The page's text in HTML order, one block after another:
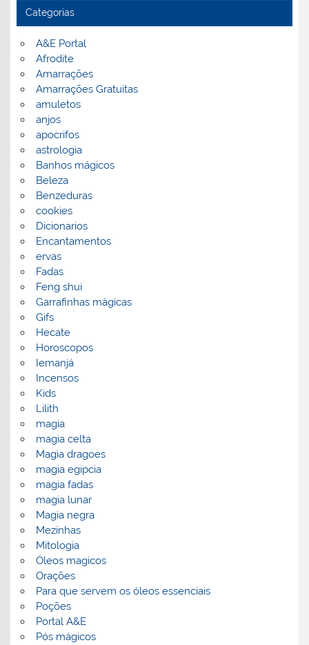
Categorias
A&E Portal
Afrodite
Amarrações
Amarrações Gratuitas
amuletos
anjos
apocrifos
astrologia
Banhos mágicos
Beleza
Benzeduras
cookies
Dicionarios
Encantamentos
ervas
Fadas
Feng shui
Garrafinhas mágicas
Gifs
Hecate
Horoscopos
Iemanjá
Incensos
Kids
Lilith
magia
magia celta
Magia dragoes
magia egipcia
magia fadas
magia lunar
Magia negra
Mezinhas
Mitologia
Óleos magicos
Orações
Para que servem os óleos essenciais
Poções
Portal A&E
Pós mágicos